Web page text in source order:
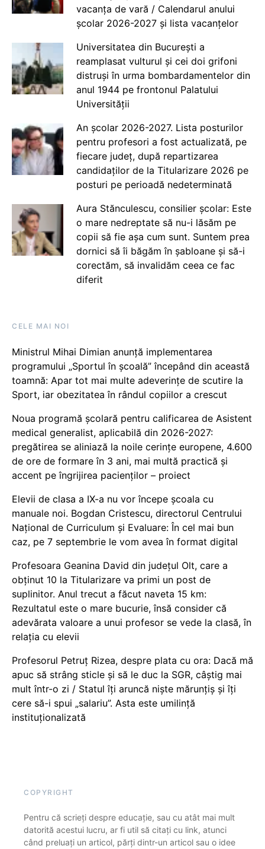
vacanța de vară / Calendarul anului
școlar 2026-2027 și lista vacanțelor
Universitatea din București a
reamplasat vulturul și cei doi grifoni
distruși în urma bombardamentelor din
anul 1944 pe frontonul Palatului
Universității
An școlar 2026-2027. Lista posturilor
pentru profesori a fost actualizată, pe
fiecare județ, după repartizarea
candidaților de la Titularizare 2026 pe
posturi pe perioadă nedeterminată
Aura Stănculescu, consilier școlar: Este
o mare nedreptate să nu-i lăsăm pe
copii să fie așa cum sunt. Suntem prea
dornici să îi băgăm în șabloane și să-i
corectăm, să invalidăm ceea ce fac
diferit
CELE MAI NOI
Ministrul Mihai Dimian anunță implementarea
programului „Sportul în școală” începând din această
toamnă: Apar tot mai multe adeverințe de scutire la
Sport, iar obezitatea în rândul copiilor a crescut
Noua programă școlară pentru calificarea de Asistent
medical generalist, aplicabilă din 2026-2027:
pregătirea se aliniază la noile cerințe europene, 4.600
de ore de formare în 3 ani, mai multă practică și
accent pe îngrijirea pacienților – proiect
Elevii de clasa a IX-a nu vor începe școala cu
manuale noi. Bogdan Cristescu, directorul Centrului
Național de Curriculum și Evaluare: În cel mai bun
caz, pe 7 septembrie le vom avea în format digital
Profesoara Geanina David din județul Olt, care a
obținut 10 la Titularizare va primi un post de
suplinitor. Anul trecut a făcut naveta 15 km:
Rezultatul este o mare bucurie, însă consider că
adevărata valoare a unui profesor se vede la clasă, în
relația cu elevii
Profesorul Petruț Rizea, despre plata cu ora: Dacă mă
apuc să strâng sticle și să le duc la SGR, câștig mai
mult într-o zi / Statul îți aruncă niște mărunțiș și îți
cere să-i spui „salariu”. Asta este umilință
instituționalizată
COPYRIGHT
Pentru că scrieți despre educație, sau cu atât mai mult
datorită acestui lucru, ar fi util să citați cu link, atunci
când preluați un articol, părți dintr-un articol sau o idee